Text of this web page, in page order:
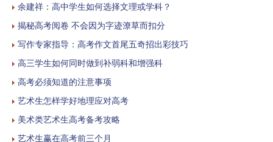
余建祥：高中学生如何选择文理或学科？
揭秘高考阅卷 不会因为字迹潦草而扣分
写作专家指导：高考作文首尾五奇招出彩技巧
高三学生如何同时做到补弱科和增强科
高考必须知道的注意事项
艺术生怎样学好地理应对高考
美术类艺术生高考备考攻略
艺术生赢在高考前三个月